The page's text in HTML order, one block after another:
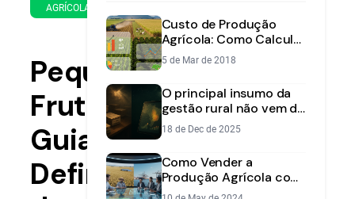
AGRÍCOLA
de
2025
leitura
Pequenas
Frutas:
Guia
Definitivo
Custo de Produção
Agrícola: Como Calcular
o Custo Real por Safra e
Talhão
5 de Mar de 2018
O principal insumo da
gestão rural não vem da
lavoura — vem dos
dados
18 de Dec de 2025
Como Vender a
Produção Agrícola com
Mais Lucro: Estratégias